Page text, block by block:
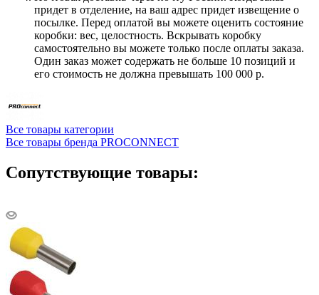
придет в отделение, на ваш адрес придет извещение о
посылке. Перед оплатой вы можете оценить состояние
коробки: вес, целостность. Вскрывать коробку
самостоятельно вы можете только после оплаты заказа.
Один заказ может содержать не больше 10 позиций и
его стоимость не должна превышать 100 000 р.
Все товары категории
Все товары бренда PROCONNECT
Сопутствующие товары: